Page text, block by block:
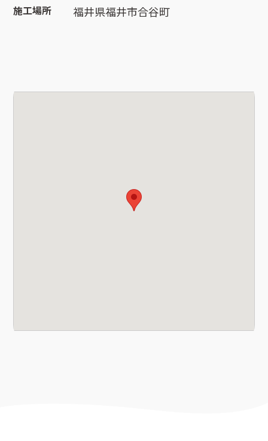
施工場所 福井県福井市合谷町